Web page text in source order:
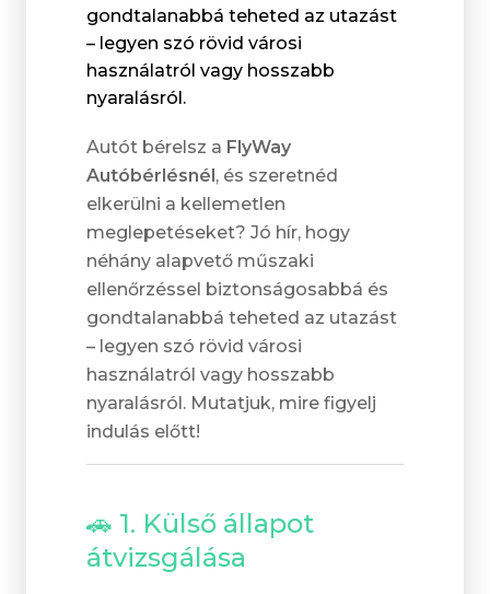
gondtalanabbá teheted az utazást
– legyen szó rövid városi
használatról vagy hosszabb
nyaralásról.
Autót bérelsz a FlyWay
Autóbérlésnél, és szeretnéd
elkerülni a kellemetlen
meglepetéseket? Jó hír, hogy
néhány alapvető műszaki
ellenőrzéssel biztonságosabbá és
gondtalanabbá teheted az utazást
– legyen szó rövid városi
használatról vagy hosszabb
nyaralásról. Mutatjuk, mire figyelj
indulás előtt!
🚗 1. Külső állapot
átvizsgálása